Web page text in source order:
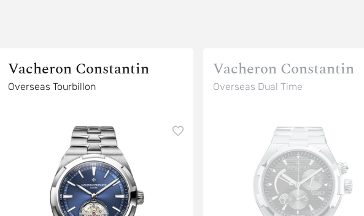
Vacheron Constantin
Overseas Tourbillon
Vacheron Constantin
Overseas Dual Time